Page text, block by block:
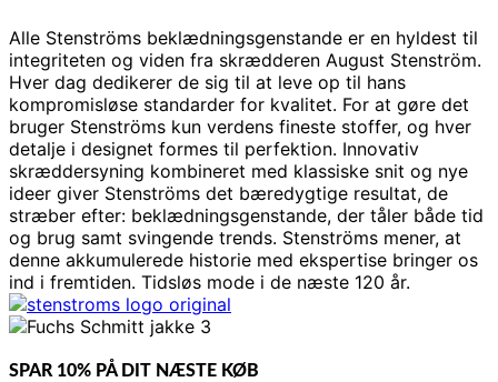
Alle Stenströms beklædningsgenstande er en hyldest til
integriteten og viden fra skrædderen August Stenström.
Hver dag dedikerer de sig til at leve op til hans
kompromisløse standarder for kvalitet. For at gøre det
bruger Stenströms kun verdens fineste stoffer, og hver
detalje i designet formes til perfektion. Innovativ
skræddersyning kombineret med klassiske snit og nye
ideer giver Stenströms det bæredygtige resultat, de
stræber efter: beklædningsgenstande, der tåler både tid
og brug samt svingende trends. Stenströms mener, ​​at
denne akkumulerede historie med ekspertise bringer os
ind i fremtiden. Tidsløs mode i de næste 120 år.
SPAR 10% PÅ DIT NÆSTE KØB